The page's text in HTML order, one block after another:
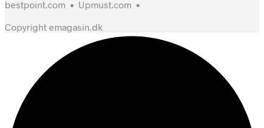
bestpoint.com • Upmust.com •
Copyright emagasin.dk